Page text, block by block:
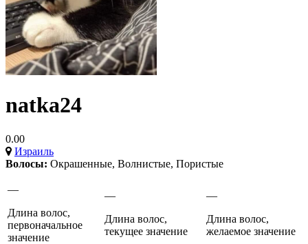
natka24
0.00
Израиль
Волосы: Окрашенные, Волнистые, Пористые
—
Длина волос,
первоначальное
значение
—
Длина волос,
текущее значение
—
Длина волос,
желаемое значение